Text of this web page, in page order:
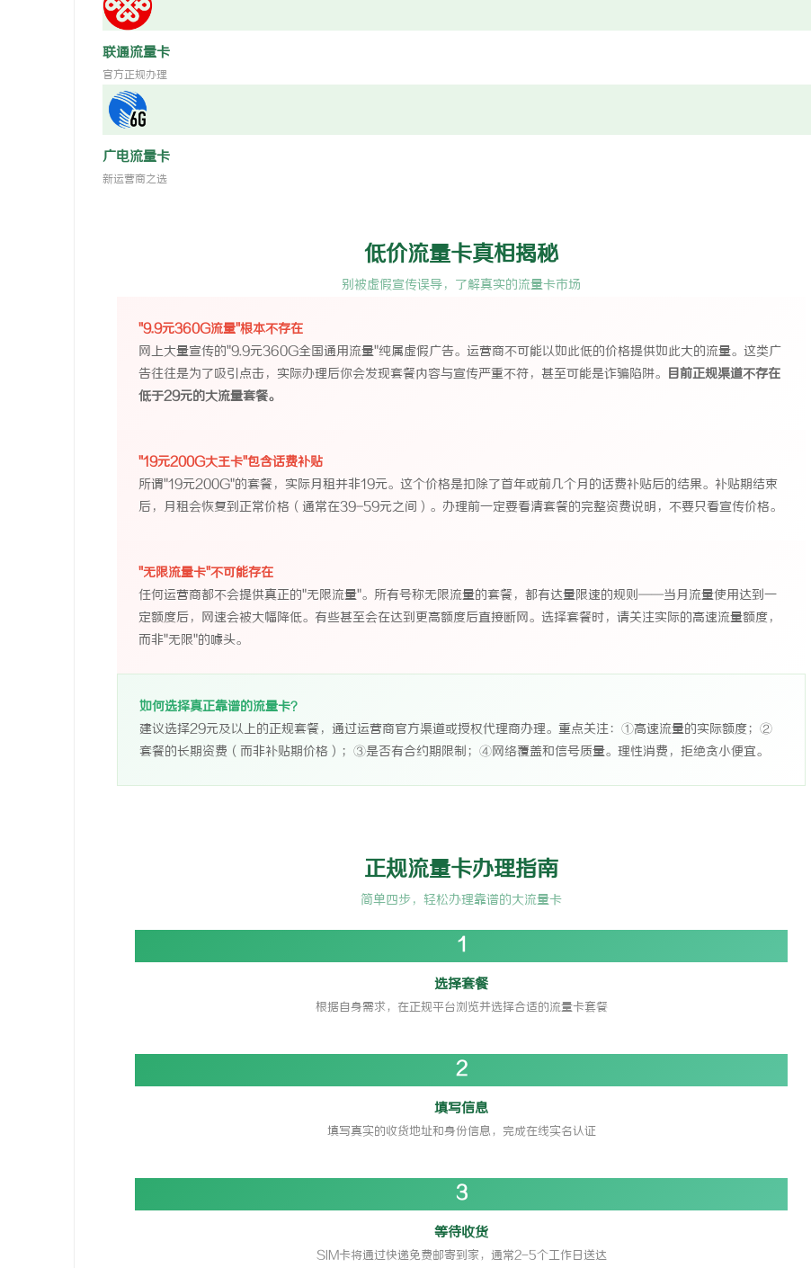
联通流量卡
官方正规办理
广电流量卡
新运营商之选
低价流量卡真相揭秘
别被虚假宣传误导，了解真实的流量卡市场
"9.9元360G流量"根本不存在
网上大量宣传的"9.9元360G全国通用流量"纯属虚假广告。运营商不可能以如此低的价格提供如此大的流量。这类广
告往往是为了吸引点击，实际办理后你会发现套餐内容与宣传严重不符，甚至可能是诈骗陷阱。
目前正规渠道不存在
低于29元的大流量套餐。
"19元200G大王卡"包含话费补贴
所谓"19元200G"的套餐，实际月租并非19元。这个价格是扣除了首年或前几个月的话费补贴后的结果。补贴期结束
后，月租会恢复到正常价格（通常在39-59元之间）。办理前一定要看清套餐的完整资费说明，不要只看宣传价格。
"无限流量卡"不可能存在
任何运营商都不会提供真正的"无限流量"。所有号称无限流量的套餐，都有达量限速的规则——当月流量使用达到一
定额度后，网速会被大幅降低。有些甚至会在达到更高额度后直接断网。选择套餐时，请关注实际的高速流量额度，
而非"无限"的噱头。
如何选择真正靠谱的流量卡？
建议选择29元及以上的正规套餐，通过运营商官方渠道或授权代理商办理。重点关注：①高速流量的实际额度；②
套餐的长期资费（而非补贴期价格）；③是否有合约期限制；④网络覆盖和信号质量。理性消费，拒绝贪小便宜。
正规流量卡办理指南
简单四步，轻松办理靠谱的大流量卡
1
选择套餐
根据自身需求，在正规平台浏览并选择合适的流量卡套餐
2
填写信息
填写真实的收货地址和身份信息，完成在线实名认证
3
等待收货
SIM卡将通过快递免费邮寄到家，通常2-5个工作日送达